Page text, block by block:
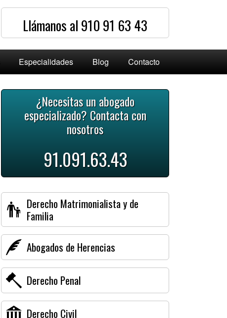
Llámanos al 910 91 63 43
Especialidades Blog Contacto
¿Necesitas un abogado
especializado? Contacta con
nosotros
91.091.63.43
Derecho Matrimonialista y de
Familia
Abogados de Herencias
Derecho Penal
Derecho Civil